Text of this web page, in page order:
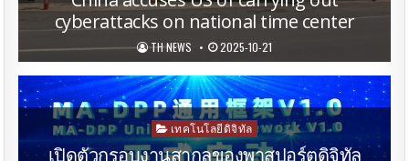
cyberattacks on national time center
TH NEWS 2025-10-21
Posted
in
เทคโนโลยีดิจิทัล
เปิดตัวกรอบงานสากลของพาสปอร์ตดิจิทัล